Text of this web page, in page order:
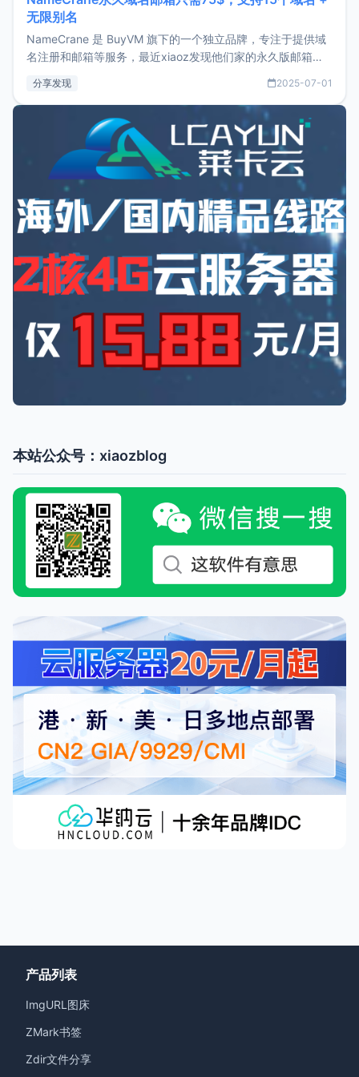
无限别名
NameCrane 是 BuyVM 旗下的一个独立品牌，专注于提供域
名注册和邮箱等服务，最近xiaoz发现他们家的永久版邮箱服
又实惠的域名邮箱，不妨尝试一下 NameCrane。注册
NameCraneNameCrane不支持直接注册，必须要购买
分享发现 2025-07-01
本站公众号：xiaozblog
产品列表
ImgURL图床
ZMark书签
Zdir文件分享